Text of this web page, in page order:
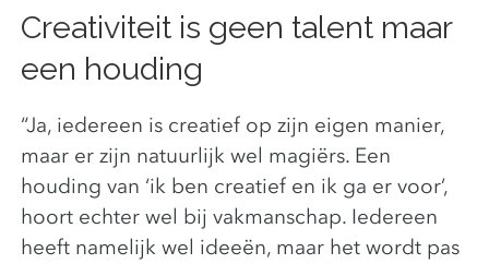
Creativiteit is geen talent maar
een houding
“Ja, iedereen is creatief op zijn eigen manier,
maar er zijn natuurlijk wel magiërs. Een
houding van ‘ik ben creatief en ik ga er voor’,
hoort echter wel bij vakmanschap. Iedereen
heeft namelijk wel ideeën, maar het wordt pas